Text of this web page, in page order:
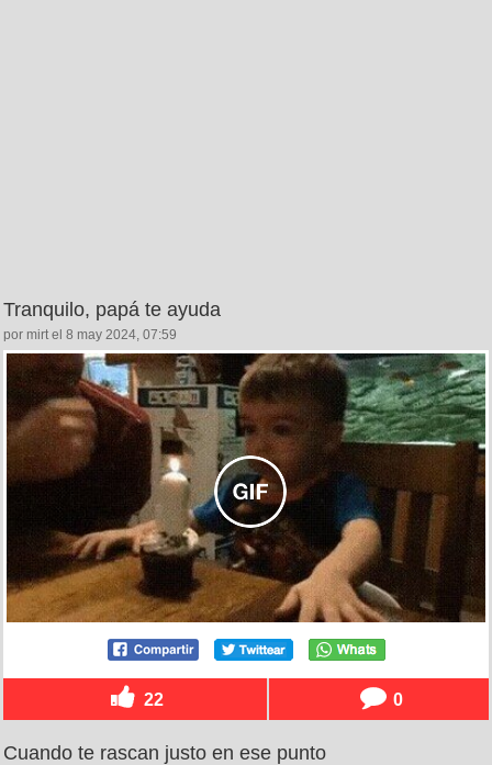
Tranquilo, papá te ayuda
por mirt el 8 may 2024, 07:59
22 0
Cuando te rascan justo en ese punto